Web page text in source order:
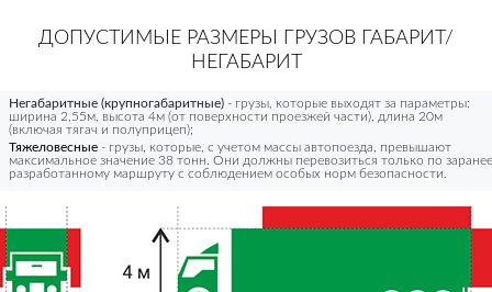
ДОПУСТИМЫЕ РАЗМЕРЫ ГРУЗОВ ГАБАРИТ/
НЕГАБАРИТ
Негабаритные (крупногабаритные) - грузы, которые выходят за параметры:
ширина 2,55м, высота 4м (от поверхности проезжей части), длина 20м
(включая тягач и полуприцеп);
Тяжеловесные - грузы, которые, с учетом массы автопоезда, превышают
максимальное значение 38 тонн. Они должны перевозиться только по заранее
разработанному маршруту с соблюдением особых норм безопасности.